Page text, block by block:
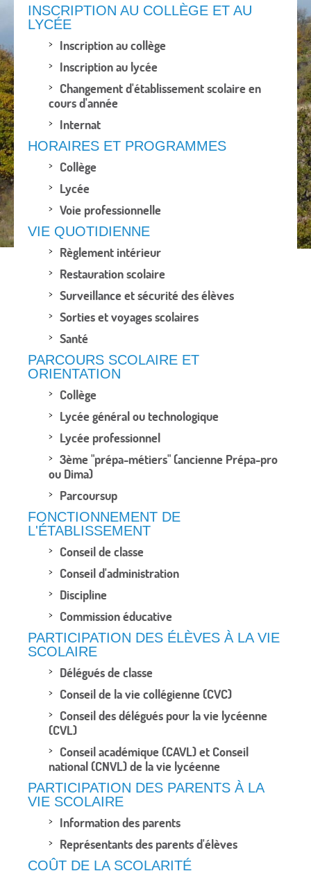
INSCRIPTION AU COLLÈGE ET AU
LYCÉE
Inscription au collège
Inscription au lycée
Changement d'établissement scolaire en
cours d'année
Internat
HORAIRES ET PROGRAMMES
Collège
Lycée
Voie professionnelle
VIE QUOTIDIENNE
Règlement intérieur
Restauration scolaire
Surveillance et sécurité des élèves
Sorties et voyages scolaires
Santé
PARCOURS SCOLAIRE ET
ORIENTATION
Collège
Lycée général ou technologique
Lycée professionnel
3ème "prépa-métiers" (ancienne Prépa-pro
ou Dima)
Parcoursup
FONCTIONNEMENT DE
L'ÉTABLISSEMENT
Conseil de classe
Conseil d'administration
Discipline
Commission éducative
PARTICIPATION DES ÉLÈVES À LA VIE
SCOLAIRE
Délégués de classe
Conseil de la vie collégienne (CVC)
Conseil des délégués pour la vie lycéenne
(CVL)
Conseil académique (CAVL) et Conseil
national (CNVL) de la vie lycéenne
PARTICIPATION DES PARENTS À LA
VIE SCOLAIRE
Information des parents
Représentants des parents d'élèves
COÛT DE LA SCOLARITÉ